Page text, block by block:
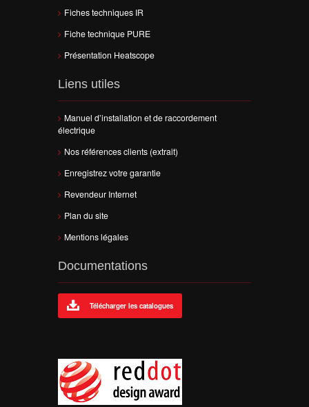
Fiches techniques IR
Fiche technique PURE
Présentation Heatscope
Liens utiles
Manuel d’installation et de raccordement
électrique
Nos références clients (extrait)
Enregistrez votre garantie
Revendeur Internet
Plan du site
Mentions légales
Documentations
Télécharger les catalogues